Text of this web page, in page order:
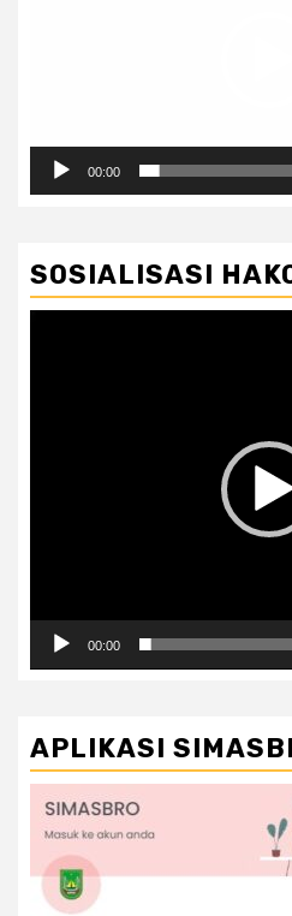
00:00
SOSIALISASI
00:00
APLIKASI